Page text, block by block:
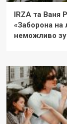
IRZA та Ваня
«Заборона на
неможливо